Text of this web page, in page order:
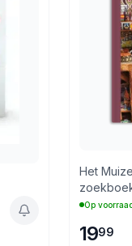
Het
Op
1999